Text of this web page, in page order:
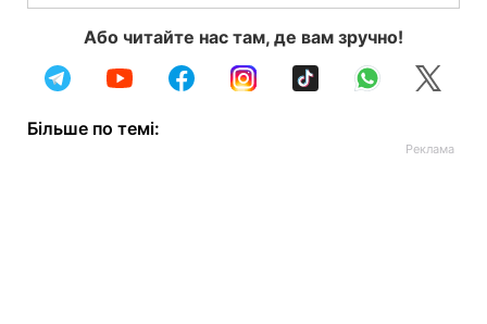
Або читайте нас там, де вам зручно!
Більше по темі: